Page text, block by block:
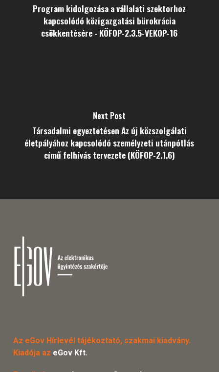
Program kidolgozása a vállalati szektorhoz
kapcsolódó közigazgatási bürokrácia
csökkentésére - KÖFOP-2.3.5-VEKOP-16
Next Post
Társadalmi egyeztetésen Az új közszolgálati
életpályához kapcsolódó személyzeti utánpótlás
című felhívás tervezete (KÖFOP-2.1.6)
Az eGov Hírlevél tájékoztató, szakmai kiadvány.
Kiadója az eGov Kft.